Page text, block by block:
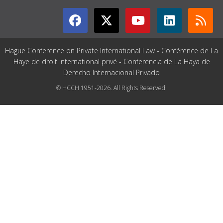
Hague Conference on Private International Law - Conférence de La
Haye de droit international privé - Conferencia de La Haya de
Derecho Internacional Privado
© HCCH 1951-2026. All Rights Reserved.